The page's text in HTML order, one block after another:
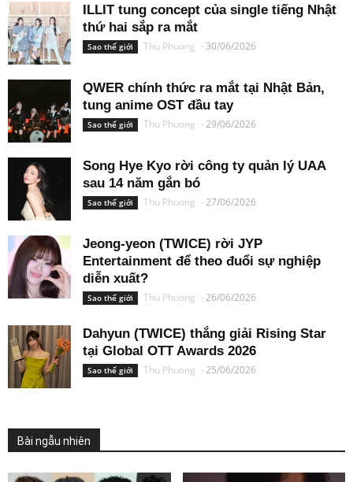
ILLIT tung concept của single tiếng Nhật
thứ hai sắp ra mắt
Sao thế giới Thu Phuong - 30/06/2026
QWER chính thức ra mắt tại Nhật Bản,
tung anime OST đầu tay
Sao thế giới Thu Phuong -29/06/2026
Song Hye Kyo rời công ty quản lý UAA
sau 14 năm gắn bó
Sao thế giới Thu Phuong -27/06/2026
Jeong-yeon (TWICE) rời JYP
Entertainment để theo đuổi sự nghiệp
diễn xuất?
Sao thế giới Thu Phuong -26/06/2026
Dahyun (TWICE) thắng giải Rising Star
tại Global OTT Awards 2026
Sao thế giới Thu Phuong -25/06/2026
Bài ngẫu nhiên